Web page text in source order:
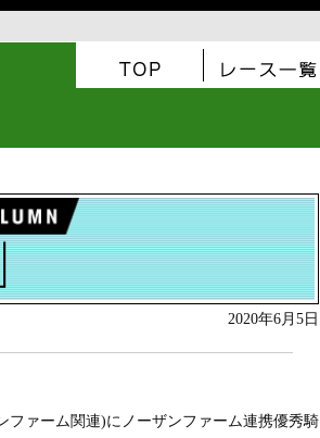
2020年6月5日
ァーム関連)にノーザンファーム連携優秀騎